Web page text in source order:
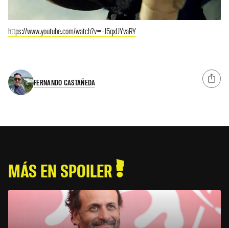
https://www.youtube.com/watch?v=-l5qxUYvaRY
FERNANDO CASTAÑEDA
MÁS EN SPOILER